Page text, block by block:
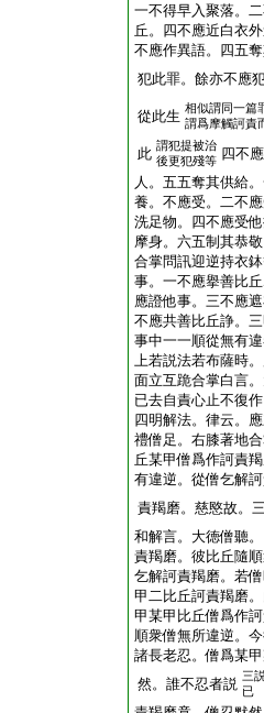
一不得早入聚落。
丘。四不應近白衣
不應作異語。四五
犯此罪。餘亦不應
從此生 相似謂同一篇
謂爲摩觸訶責
此 謂犯提被治
後更犯殘等 四不
人。五五奪其供給
養。不應受。二不
洗足物。四不應受
摩身。六五制其恭
合掌問訊迎逆持衣
事。一不應擧善比
應證他事。三不應
不應共善比丘諍。
事中一一順從無有
上若説法若布薩時
面立互跪合掌白言
已去自責心止不復
四明解法。律云。
禮僧足。右膝著地
丘某甲僧爲作訶責
有違逆。從僧乞解
責羯磨。慈愍故。
和解言。大徳僧聽
責羯磨。彼比丘隨
乞解訶責羯磨。若
甲二比丘訶責羯磨
甲某甲比丘僧爲作
順衆僧無所違逆。
諸長老忍。僧爲某
然。誰不忍者説 三
已